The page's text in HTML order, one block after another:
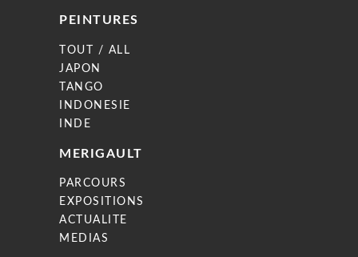
PEINTURES
TOUT / ALL
JAPON
TANGO
INDONESIE
INDE
MERIGAULT
PARCOURS
EXPOSITIONS
ACTUALITE
MEDIAS